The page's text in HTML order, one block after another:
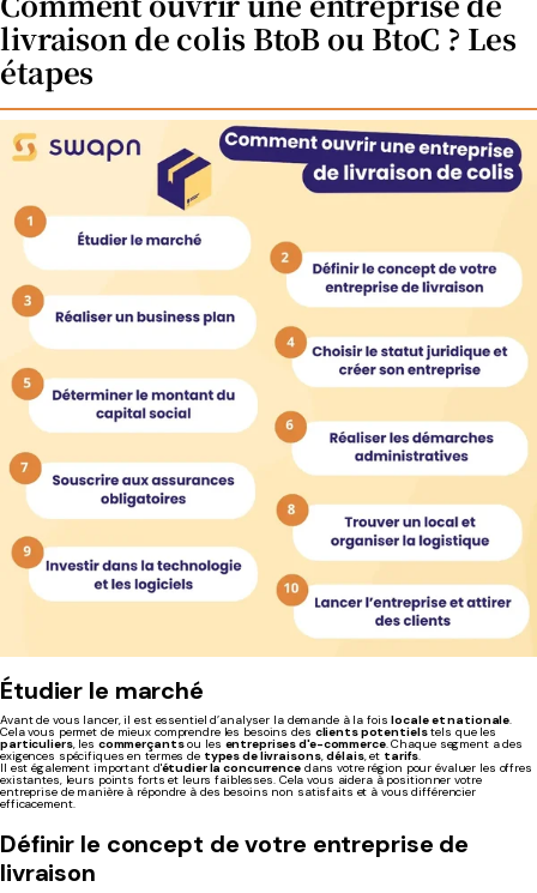
livraison de colis BtoB ou BtoC ? Les
étapes
Étudier le marché
Avant de vous lancer, il est essentiel d’analyser la demande à la foislocale et nationale.
Cela vous permet de mieux comprendre les besoins des clients potentielstels que les
particuliers, les commerçantsou les entreprises d'e-commerce. Chaque segment a des
exigences spécifiques en termes de types de livraisons,délais, et tarifs.
Il est également important d'étudier la concurrencedans votre région pour évaluer les offres
existantes, leurs points forts et leurs faiblesses. Cela vous aidera à positionner votre
entreprise de manière à répondre à des besoins non satisfaits et à vous différencier
efficacement.
Définir le concept de votre entreprise de
livraison